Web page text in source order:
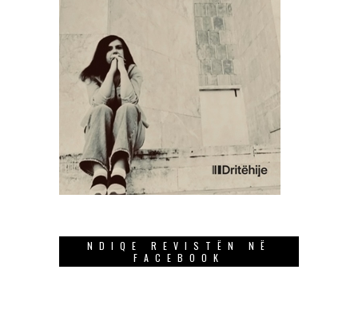
NDIQE REVISTËN NË
FACEBOOK